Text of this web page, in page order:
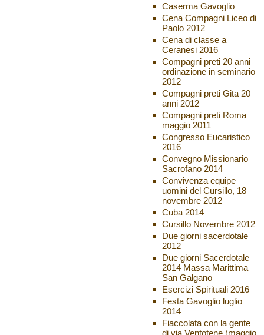
Caserma Gavoglio
Cena Compagni Liceo di
Paolo 2012
Cena di classe a
Ceranesi 2016
Compagni preti 20 anni
ordinazione in seminario
2012
Compagni preti Gita 20
anni 2012
Compagni preti Roma
maggio 2011
Congresso Eucaristico
2016
Convegno Missionario
Sacrofano 2014
Convivenza equipe
uomini del Cursillo, 18
novembre 2012
Cuba 2014
Cursillo Novembre 2012
Due giorni sacerdotale
2012
Due giorni Sacerdotale
2014 Massa Marittima –
San Galgano
Esercizi Spirituali 2016
Festa Gavoglio luglio
2014
Fiaccolata con la gente